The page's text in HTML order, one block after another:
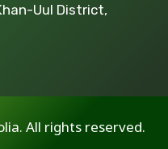
Uul District,
All rights reserved.